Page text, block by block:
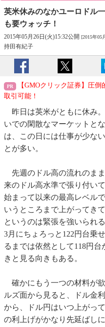
英米休みのなかユーロドル一
も要ウォッチ！
2015年05月26日(火)15:32公開 [2015年05
持田有紀子
【GMOクリック証券】圧
取引可能！
昨日は英米がともに休み
いでの閑散なマーケットと
は、この日には仕事が少な
とが多い。
先週のドル高の流れのま
来のドル高水準で張り付い
始まって以来の最高レベル
いうところまで上がってき
というのは緊張を強いられ
3月にちょろっと122円台乗
るまでは依然として118円
きと見る向きもある。
確かにもう一つの材料が
ルズ面から見ると、ドル金
から、ドル円はいつ上がっ
の利上げがかなり先延ばし